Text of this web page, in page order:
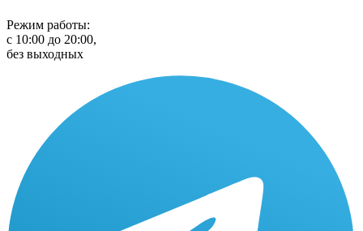
Режим работы:
с 10:00 до 20:00,
без выходных